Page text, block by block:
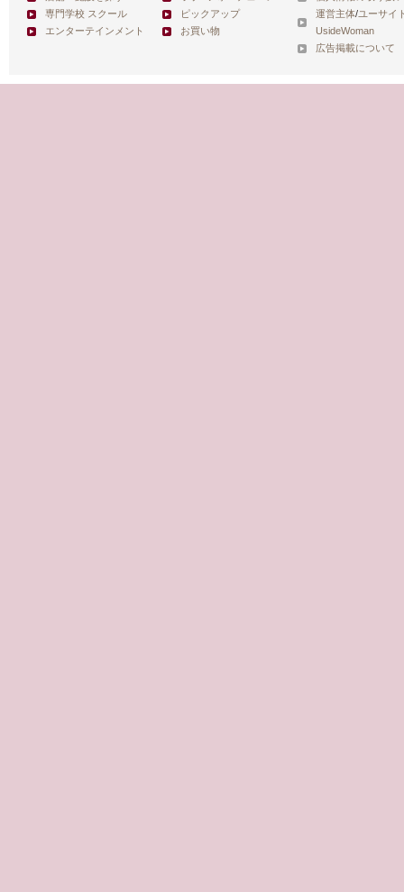
専門学校 スクール
エンターテインメント
ピックアップ
お買い物
運営主体/ユーサイ
UsideWoman
広告掲載について